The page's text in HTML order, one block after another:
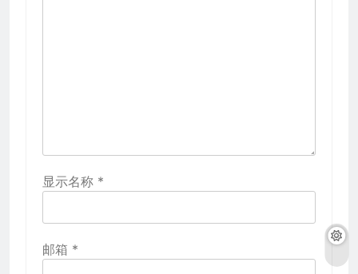
显示名称 *
邮箱 *